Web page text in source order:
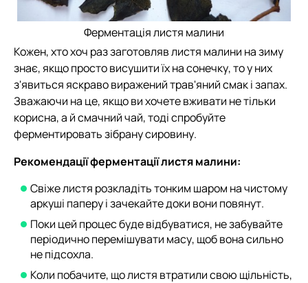
Ферментація листя малини
Кожен, хто хоч раз заготовляв листя малини на зиму
знає, якщо просто висушити їх на сонечку, то у них
з'явиться яскраво виражений трав'яний смак і запах.
Зважаючи на це, якщо ви хочете вживати не тільки
корисна, а й смачний чай, тоді спробуйте
ферментировать зібрану сировину.
Рекомендації ферментації листя малини:
Свіже листя розкладіть тонким шаром на чистому
аркуші паперу і зачекайте доки вони повянут.
Поки цей процес буде відбуватися, не забувайте
періодично перемішувати масу, щоб вона сильно
не підсохла.
Коли побачите, що листя втратили свою щільність,